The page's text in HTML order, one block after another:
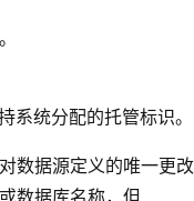
系统分配的托管标识。
数据源定义的唯一更改